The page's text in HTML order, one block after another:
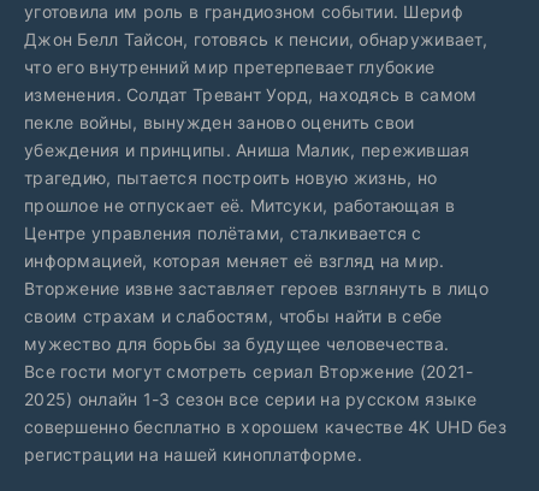
уготовила им роль в грандиозном событии. Шериф
Джон Белл Тайсон, готовясь к пенсии, обнаруживает,
что его внутренний мир претерпевает глубокие
изменения. Солдат Тревант Уорд, находясь в самом
пекле войны, вынужден заново оценить свои
убеждения и принципы. Аниша Малик, пережившая
трагедию, пытается построить новую жизнь, но
прошлое не отпускает её. Митсуки, работающая в
Центре управления полётами, сталкивается с
информацией, которая меняет её взгляд на мир.
Вторжение извне заставляет героев взглянуть в лицо
своим страхам и слабостям, чтобы найти в себе
мужество для борьбы за будущее человечества.
Все гости могут смотреть сериал Вторжение (2021-
2025) онлайн 1-3 сезон все серии на русском языке
совершенно бесплатно в хорошем качестве 4K UHD без
регистрации на нашей киноплатформе.